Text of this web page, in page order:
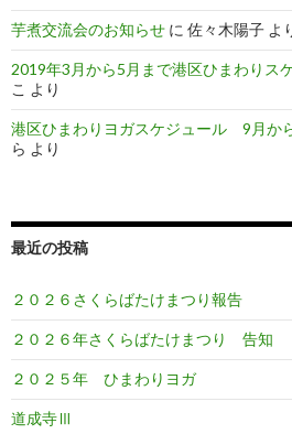
芋煮交流会のお知らせ に 佐々木陽子 よ
2019年3月から5月まで港区ひまわりス
こ より
港区ひまわりヨガスケジュール 9月か
ら より
最近の投稿
２０２６さくらばたけまつり報告
２０２６年さくらばたけまつり 告知
２０２５年 ひまわりヨガ
道成寺Ⅲ